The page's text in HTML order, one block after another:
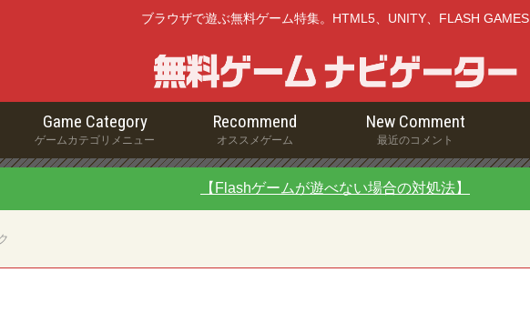
ブラウザで遊ぶ無料ゲーム特集。HTML5、UNITY、FLASH GAMES
Game Category
ゲームカテゴリメニュー
Recommend
オススメゲーム
New Comment
最近のコメント
【Flashゲームが遊べない場合の対処法】